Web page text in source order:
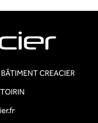
CREACIER